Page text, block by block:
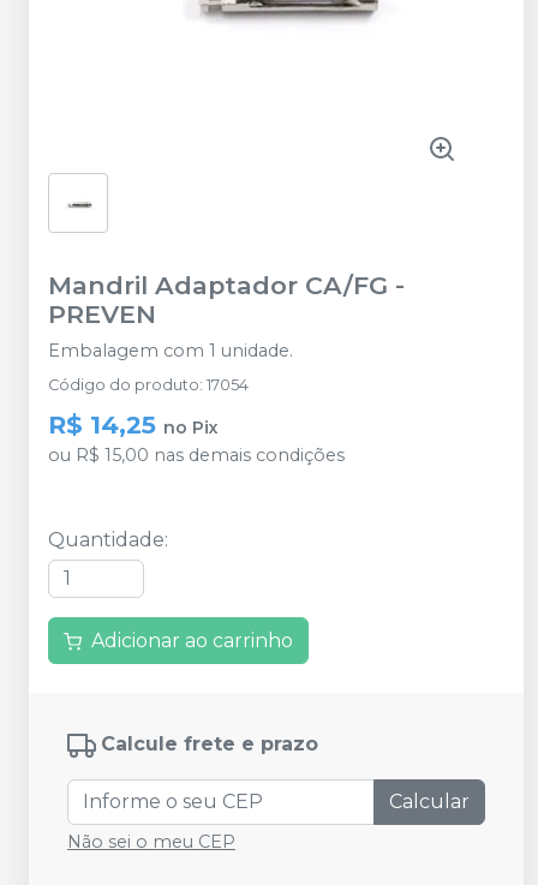
Mandril Adaptador CA/FG -
PREVEN
Embalagem com 1 unidade.
Código do produto: 17054
R$ 14,25 no Pix
ou R$ 15,00 nas demais condições
Quantidade:
Adicionar ao carrinho
Calcule frete e prazo
Calcular
Não sei o meu CEP